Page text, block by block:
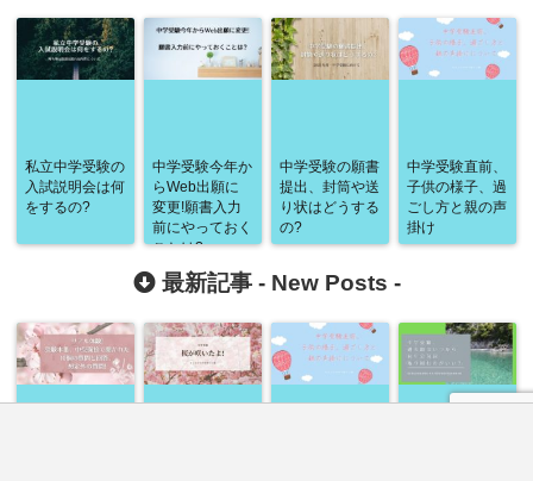
私立中学受験の
入試説明会は何
をするの?
中学受験今年か
らWeb出願に
変更!願書入力
前にやっておく
ことは?
中学受験の願書
提出、封筒や送
り状はどうする
の?
中学受験直前、
子供の様子、過
ごし方と親の声
掛け
最新記事 - New Posts -